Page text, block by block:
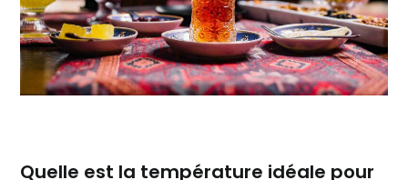
Quelle est la température idéale pour